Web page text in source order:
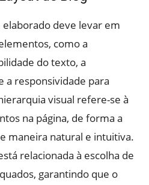
deve levar em
como a
do texto, a
a responsividade para
visual refere-se à
na página, de forma a
maneira natural e intuitiva.
relacionada à escolha de
garantindo que o